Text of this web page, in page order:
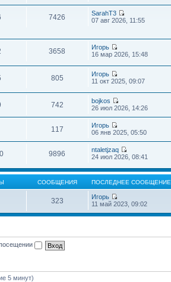
7426
SarahT3
07 авг 2026, 11:55
3658
Игорь
16 мар 2026, 15:48
805
Игорь
11 окт 2025, 09:07
742
bojkos
26 июл 2026, 14:26
117
Игорь
06 янв 2025, 05:50
9896
ntaletjzaq
24 июл 2026, 08:41
СООБЩЕНИЯ ПОСЛЕДНЕЕ СООБЩЕНИЕ
323
Игорь
11 май 2023, 09:02
5 минут)